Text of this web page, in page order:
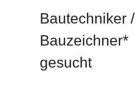
Bautechniker /
Bauzeichner*
gesucht